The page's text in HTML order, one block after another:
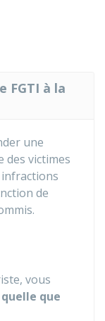
FGTI à la
une
des victimes
de
vous
quelle que